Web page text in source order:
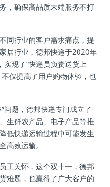
，确保高品质末端服务不打
同行业的客户需求痛点，提
居行业，德邦快递于2020年
实现了“快递员负责送货上
仅提高了用户购物体验，也
问题，德邦快递专门成立了
生鲜农产品、电子产品等推
低快递运输过程中可能发生
高效运输。
工关怀，这个双十一，德邦
难题，也赢得了广大客户的